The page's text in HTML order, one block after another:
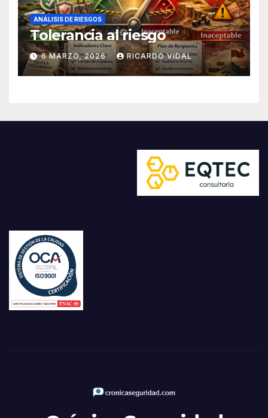
ANÁLISIS DE RIESGOS
Tolerancia al riesgo
6 MARZO, 2026 RICARDO VIDAL